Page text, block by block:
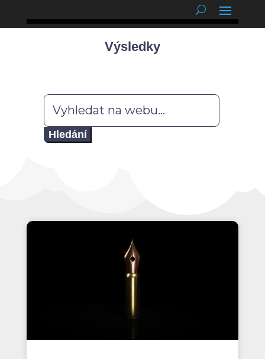
Výsledky
Hledat: